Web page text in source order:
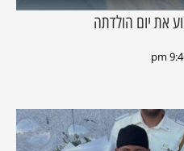
את יום הולדתה
9:46